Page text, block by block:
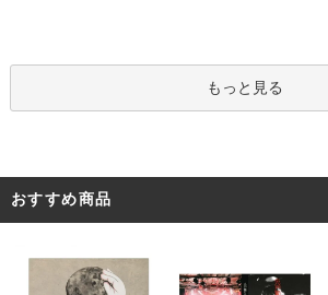
もっと見る
おすすめ商品